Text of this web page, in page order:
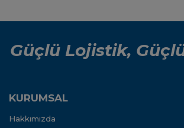
Güçlü Lojistik,
KURUMSAL
Hakkımızda